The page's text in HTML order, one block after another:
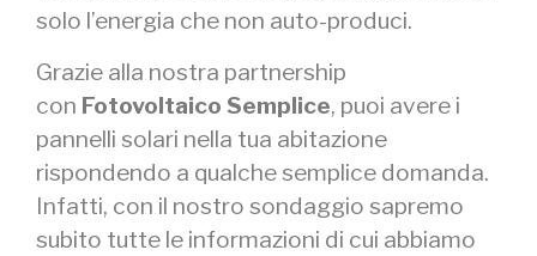
solo l’energia che non auto-produci.
Grazie alla nostra partnership
con Fotovoltaico Semplice, puoi avere i
pannelli solari nella tua abitazione
rispondendo a qualche semplice domanda.
Infatti, con il nostro sondaggio sapremo
subito tutte le informazioni di cui abbiamo